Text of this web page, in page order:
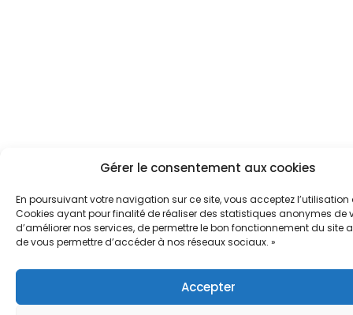
Gérer le consentement aux cookies
En poursuivant votre navigation sur ce site, vous acceptez l’utilisation
Cookies ayant pour finalité de réaliser des statistiques anonymes de
d’améliorer nos services, de permettre le bon fonctionnement du site
de vous permettre d’accéder à nos réseaux sociaux. »
Accepter